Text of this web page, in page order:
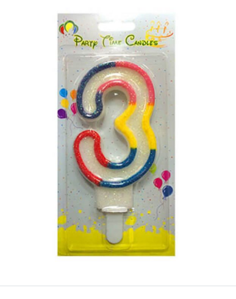
ക്രാഫ്റ്റ് മെറ്റീരിയലുകൾ
തയ്യൽ സാമഗ്രികൾ
ആർട്ട് മെറ്റീരിയലുകൾ
DIY മെറ്റീരിയലുകൾ
ആർട്സ് & കരകൗശല ഉപകരണങ്ങൾ
സ്റ്റിക്കർ പോസ്റ്റർ
പസിൾ